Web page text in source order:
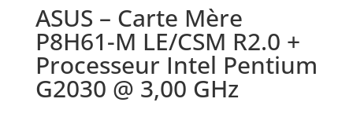
ASUS – Carte Mère
P8H61-M LE/CSM R2.0 +
Processeur Intel Pentium
G2030 @ 3,00 GHz